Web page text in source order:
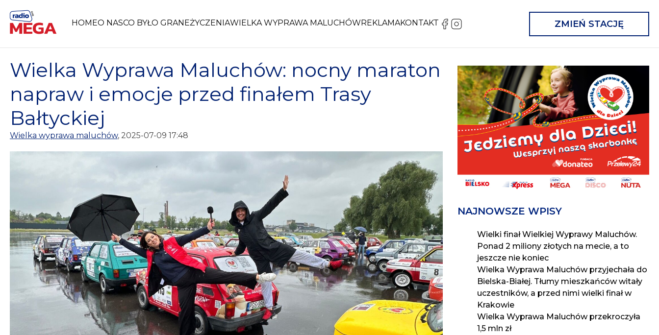
content
HOMEO NASCO BYŁO GRANEŻYCZENIAWIELKA WYPRAWA MALUCHÓWREKLAMAKONTAKT FB IG ZMIEŃ STACJĘ
Wielka Wyprawa Maluchów: nocny maraton
napraw i emocje przed finałem Trasy
Bałtyckiej
Wielka wyprawa maluchów, 2025-07-09 17:48
NAJNOWSZE WPISY
Wielki finał Wielkiej Wyprawy Maluchów.
Ponad 2 miliony złotych na mecie, a to
jeszcze nie koniec
Wielka Wyprawa Maluchów przyjechała do
Bielska-Białej. Tłumy mieszkańców witały
uczestników, a przed nimi wielki finał w
Krakowie
Wielka Wyprawa Maluchów przekroczyła
1,5 mln zł